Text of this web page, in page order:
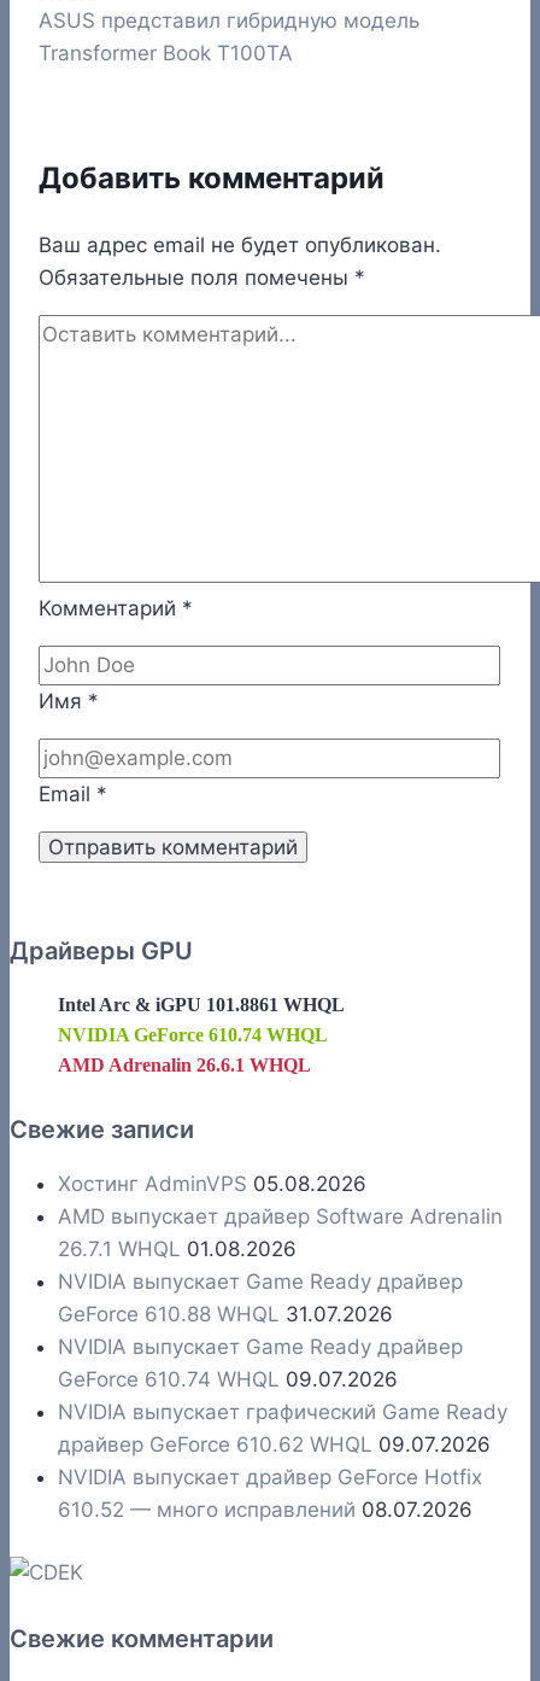
ASUS представил гибридную модель
Transformer Book T100TA
Добавить комментарий
Ваш адрес email не будет опубликован.
Обязательные поля помечены *
Комментарий *
Имя *
Email *
Драйверы GPU
Intel Arc & iGPU 101.8861 WHQL
NVIDIA GeForce 610.74 WHQL
AMD Adrenalin 26.6.1 WHQL
Свежие записи
Хостинг AdminVPS 05.08.2026
AMD выпускает драйвер Software Adrenalin
26.7.1 WHQL 01.08.2026
NVIDIA выпускает Game Ready драйвер
GeForce 610.88 WHQL 31.07.2026
NVIDIA выпускает Game Ready драйвер
GeForce 610.74 WHQL 09.07.2026
NVIDIA выпускает графический Game Ready
драйвер GeForce 610.62 WHQL 09.07.2026
NVIDIA выпускает драйвер GeForce Hotfix
610.52 — много исправлений 08.07.2026
Свежие комментарии